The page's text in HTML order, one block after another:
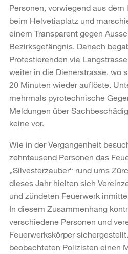
Personen, vorwiegend aus
beim Helvetiaplatz und
einem Transparent gegen
Bezirksgefängnis. Danach
Protestierenden via
weiter in die Dienerstrasse, wo
20 Minuten wieder auflöste.
mehrmals pyrotechnische
Meldungen über
keine vor.
Wie in der Vergangenheit
zehntausend Personen das
„Silvesterzauber“ rund ums
dieses Jahr hielten sich
und zündeten Feuerwerk
In diesem Zusammenhang
verschiedene Personen und
Feuerwerkskörper
beobachteten Polizisten einen